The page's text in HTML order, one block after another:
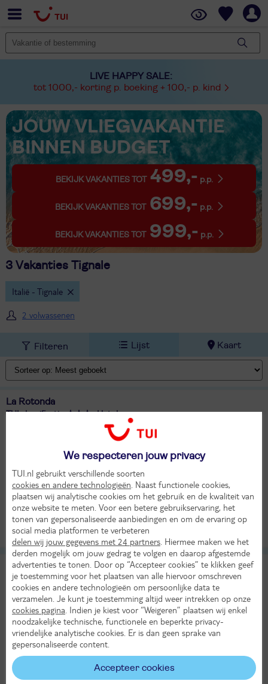
LIVE HAPPY SALE:
tot 1000,- korting p. boeking + 100,- p. kind
JOUW VLIEGVAKANTIE
BINNEN BUDGET
BEKIJK VAKANTIES TOT 499,- p.p.
BEKIJK VAKANTIES TOT 699,- p.p.
BEKIJK VAKANTIES TOT 999,- p.p.
3 Vakanties Tignale
Italië - Tignale
2 volwassenen
Filteren Lijst Kaart
La Rotonda
TUI classificatie Hotel
Lombardije Tignale
15°
in okt
Do 15 okt 2026
4 dagen (3 nachten)
Eigen vervoer
Logies ontbijt
151,-
per persoon
Parkhotel Zanzanu
TUI classificatie
Italië Gardameer Lombardije Tignale
in okt
Zo 4 okt 2026
4 dagen (3 nachten)
Eigen vervoer
Logies ontbijt
Bekijk
We respecteren jouw privacy
TUI.nl gebruikt verschillende soorten
cookies en andere technologieën . Naast functionele cookies,
plaatsen wij analytische cookies om het gebruik en de kwaliteit van
onze website te meten. Voor een betere gebruikservaring, het
tonen van gepersonaliseerde aanbiedingen en om de ervaring op
social media platformen te verbeteren
delen wij jouw gegevens met 24 partners . Hiermee maken we het
derden mogelijk om jouw gedrag te volgen en daarop afgestemde
advertenties te tonen. Door op “Accepteer cookies” te klikken geef
je toestemming voor het plaatsen van alle hiervoor omschreven
cookies en andere technologieën om persoonlijke data te
verzamelen. Je kunt je toestemming altijd weer intrekken op onze
cookies pagina . Indien je kiest voor “Weigeren” plaatsen wij enkel
noodzakelijke technische, functionele en beperkte privacy-
vriendelijke analytische cookies. Er is dan geen sprake van
gepersonaliseerde content.
Accepteer cookies